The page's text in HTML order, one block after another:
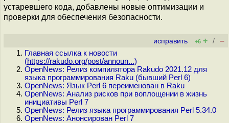
устаревшего кода, добавлены новые оптимизации и
проверки для обеспечения безопасности.
исправить +6 + / –
Главная ссылка к новости
(https://rakudo.org/post/announ...)
OpenNews: Релиз компилятора Rakudo 2021.12 для
языка программирования Raku (бывший Perl 6)
OpenNews: Язык Perl 6 переименован в Raku
OpenNews: Анализ рисков при воплощении в жизнь
инициативы Perl 7
OpenNews: Релиз языка программирования Perl 5.34.0
OpenNews: Анонсирован Perl 7